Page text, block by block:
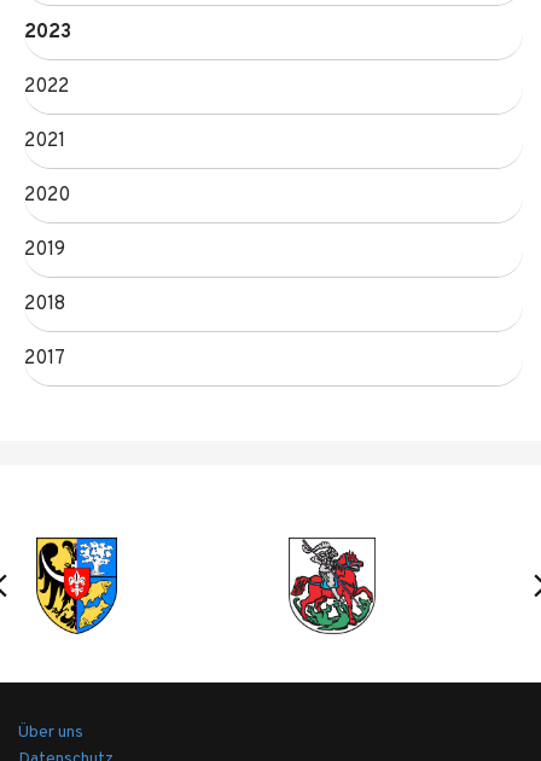
2023
2022
2021
2020
2019
2018
2017
Über uns